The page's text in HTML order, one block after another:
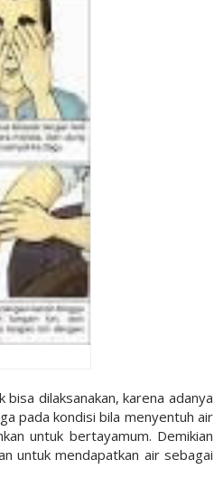
dilaksanakan, karena adanya
pada kondisi bila menyentuh air
untuk bertayamum. Demikian
untuk mendapatkan air sebagai